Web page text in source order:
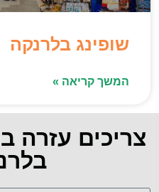
שופינג בלרנקה
המשך קריאה »
צריכים עזרה